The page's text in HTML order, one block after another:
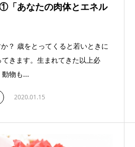
「あなたの肉体とエネル
？ 歳をとってくると若いときに
てきます。生まれてきた以上必
動物も...
2020.01.15